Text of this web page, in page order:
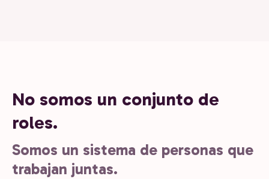
No somos un conjunto de
roles.
Somos un sistema de personas que
trabajan juntas.